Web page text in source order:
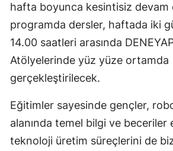
Kocaeli
Konya
Kütahya
hafta boyunca kesintisiz devam
programda dersler, haftada iki
14.00 saatleri arasında
Atölyelerinde yüz yüze ortamda
gerçekleştirilecek.
Eğitimler sayesinde gençler,
alanında temel bilgi ve beceriler
teknoloji üretim süreçlerini de